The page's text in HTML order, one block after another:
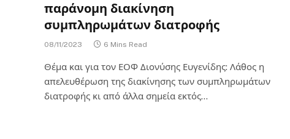
παράνομη διακίνηση
συμπληρωμάτων διατροφής
08/11/2023 6 Mins Read
Θέμα και για τον ΕΟΦ Διονύσης Ευγενίδης: Λάθος η
απελευθέρωση της διακίνησης των συμπληρωμάτων
διατροφής κι από άλλα σημεία εκτός…